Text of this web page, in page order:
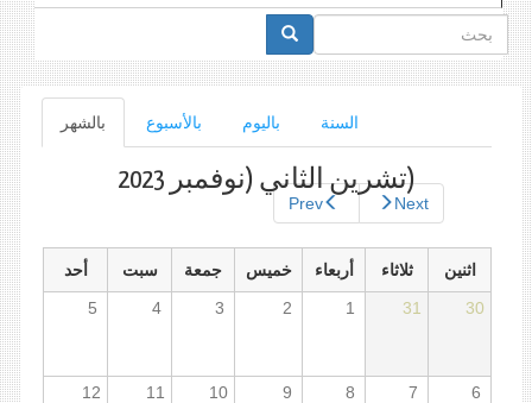
استمارة
البحث
الأساسية
بالشهر
(علامة
التبويب
النشطة)
بالأسبوع باليوم السنة
Prev Next
(تشرين الثاني (نوفمبر 2023
اثنين ثلاثاء أربعاء خميس جمعة سبت
أحد
30
31
1
2
3
4
5
6
7
8
9
10
11
12